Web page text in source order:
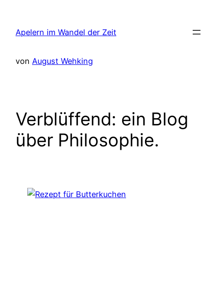
springen
Apelern im Wandel der Zeit
von August Wehking
Verblüffend: ein Blog
über Philosophie.